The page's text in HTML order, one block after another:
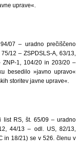
uprave«.
07 – uradno prečiščeno
12 – ZSPDSLS-A, 63/13,
ZNP-1, 104/20 in 203/20 –
besedilo »javno upravo«
storitev javne uprave«.
list RS, št. 65/09 – uradno
44/13 – odl. US, 82/13,
in 18/21) se v 526. členu v